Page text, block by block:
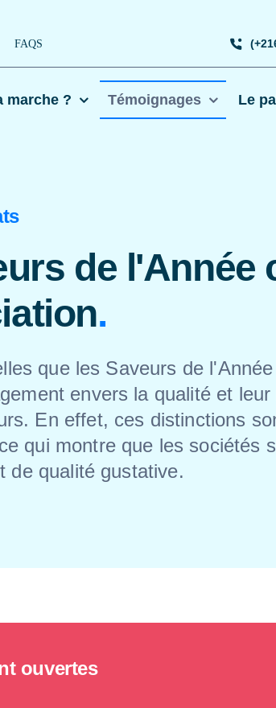
FAQS
marche ? Témoignages Le
de l'Année
.
que les Saveurs de
envers la qualité et
En effet, ces distinctions
qui montre que les sociétés
de qualité gustative.
ouvertes